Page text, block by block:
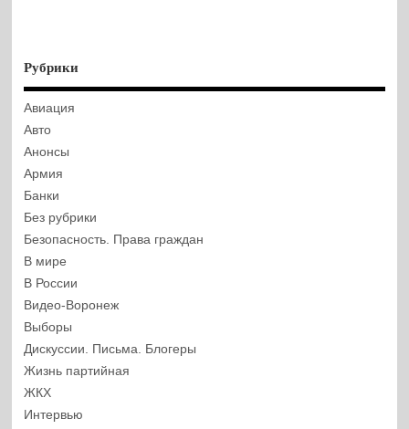
Рубрики
Авиация
Авто
Анонсы
Армия
Банки
Без рубрики
Безопасность. Права граждан
В мире
В России
Видео-Воронеж
Выборы
Дискуссии. Письма. Блогеры
Жизнь партийная
ЖКХ
Интервью